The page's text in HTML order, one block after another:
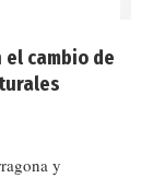
cambio de
y